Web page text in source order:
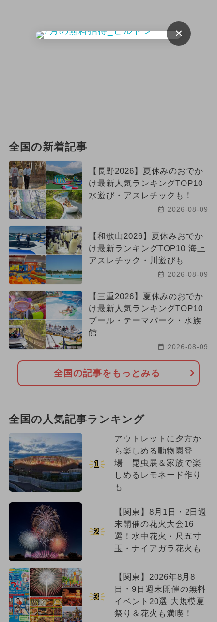
全国の新着記事
【長野2026】夏休みのおでか
け最新人気ランキングTOP10
水遊び・アスレチックも！
2026-08-09
【和歌山2026】夏休みおでか
け最新ランキングTOP10 海上
アスレチック・川遊びも
2026-08-09
【三重2026】夏休みのおでか
け最新人気ランキングTOP10
プール・テーマパーク・水族
館
2026-08-09
全国の記事をもっとみる
全国の人気記事ランキング
1
アウトレットに夕方か
ら楽しめる動物園登
場 昆虫展＆家族で楽
しめるレモネード作り
も
2
【関東】8月1日・2日週
末開催の花火大会16
選！水中花火・尺五寸
玉・ナイアガラ花火も
3
【関東】2026年8月8
日・9日週末開催の無料
イベント20選 大規模夏
祭り＆花火も満喫！
×